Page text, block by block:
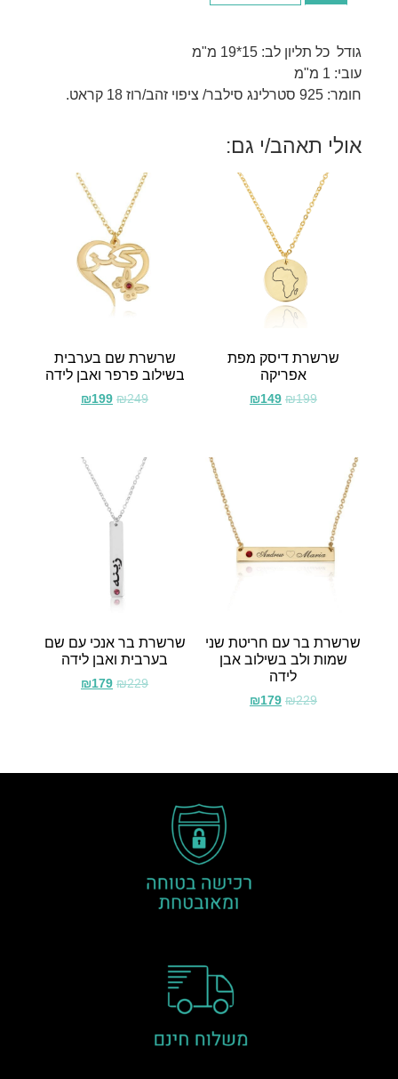
גודל כל תליון לב: 15*19 מ"מ
עובי: 1 מ"מ
חומר: 925 סטרלינג סילבר/ ציפוי זהב/רוז 18 קראט.
אולי תאהב/י גם:
שרשרת דיסק מפת
אפריקה
₪199
₪149
שרשרת שם בערבית
בשילוב פרפר ואבן לידה
₪249
₪199
שרשרת בר עם חריטת שני
שמות ולב בשילוב אבן
לידה
₪229
₪179
שרשרת בר אנכי עם שם
בערבית ואבן לידה
₪229
₪179